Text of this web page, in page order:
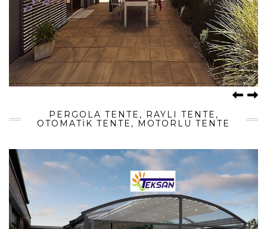
PERGOLA TENTE, RAYLI TENTE,
OTOMATIK TENTE, MOTORLU TENTE